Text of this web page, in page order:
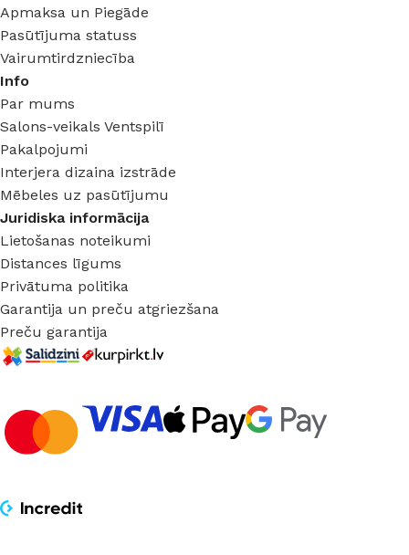
Apmaksa un Piegāde
Pasūtījuma statuss
Vairumtirdzniecība
Info
Par mums
Salons-veikals Ventspilī
Pakalpojumi
Interjera dizaina izstrāde
Mēbeles uz pasūtījumu
Juridiska informācija
Lietošanas noteikumi
Distances līgums
Privātuma politika
Garantija un preču atgriezšana
Preču garantija